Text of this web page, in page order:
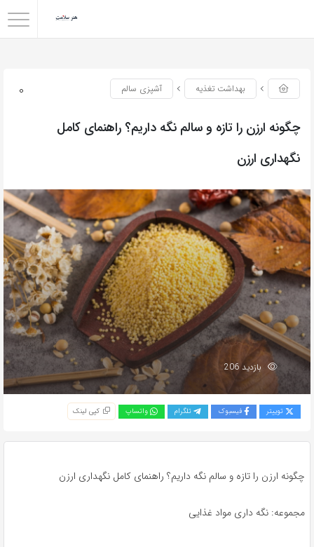
0 بهداشت تغذیه آشپزی سالم
چگونه ارزن را تازه و سالم نگه داریم؟ راهنمای کامل
نگهداری ارزن
بازدید 206
توییتر فیسبوک تلگرام واتساپ کپی لینک
چگونه ارزن را تازه و سالم نگه داریم؟ راهنمای کامل نگهداری ارزن
مجموعه: نگه داری مواد غذایی